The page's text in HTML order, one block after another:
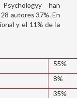
han
autores 37%. En
y el 11% de la
55%
8%
35%